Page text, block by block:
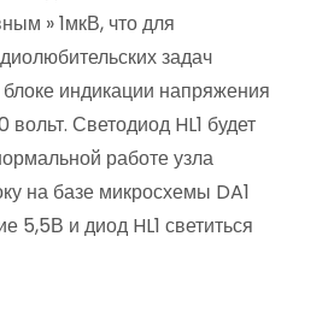
» 1мкВ, что для
задач
индикации напряжения
вольт. Светодиод HL1 будет
работе узла
на базе микросхемы DA1
5,5В и диод HL1 светиться